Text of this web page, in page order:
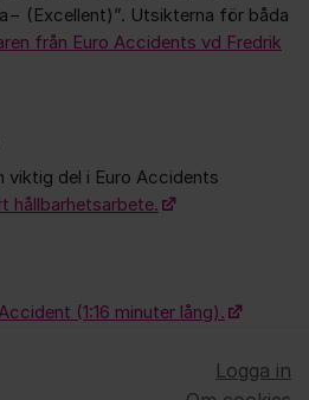
(Excellent)”. Utsikterna för båda
från Euro Accidents vd Fredrik
del i Euro Accidents
hållbarhetsarbete.
(1:16 minuter lång).
Logga in